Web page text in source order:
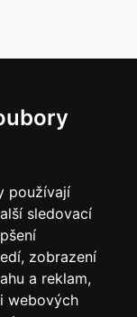
používají
sledovací
zobrazení
a reklam,
webových
bez odezvy.